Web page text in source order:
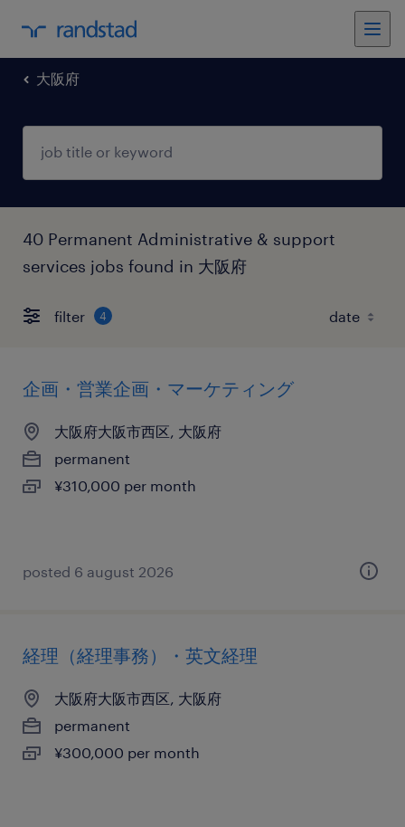
大阪府
40 Permanent Administrative & support
services jobs found in 大阪府
filter 4
企画・営業企画・マーケティング
大阪府大阪市西区, 大阪府
permanent
¥310,000 per month
posted 6 august 2026
経理（経理事務）・英文経理
大阪府大阪市西区, 大阪府
permanent
¥300,000 per month